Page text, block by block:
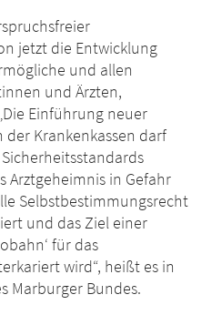
jetzt die Entwicklung
und allen
und Ärzten,
Einführung neuer
Krankenkassen darf
Arztgeheimnis in Gefahr
Selbstbestimmungsrecht
und das Ziel einer
für das
wird“, heißt es in
Marburger Bundes.